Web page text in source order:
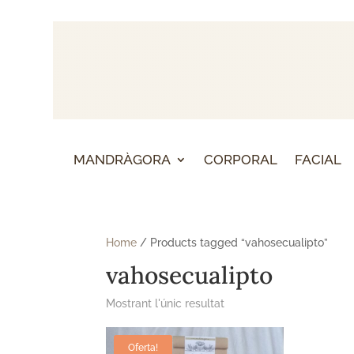
MANDRÀGORA CORPORAL FACIAL
Home / Products tagged “vahosecualipto”
vahosecualipto
Mostrant l'únic resultat
Oferta!